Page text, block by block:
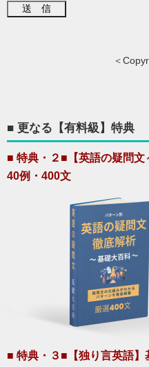
＜Copyright(c)
■ 更なる【有料級】特典
■ 特典・２■【英語の疑問
40例・400文
■ 特典・３■【独り言英語